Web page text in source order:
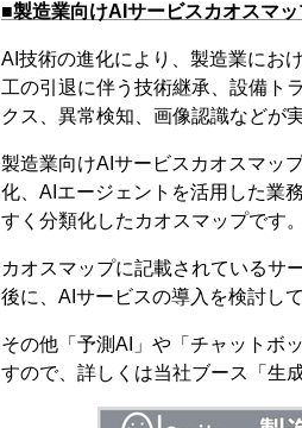
■製造業向けAIサービスカオスマ
AI技術の進化により、製造業にお
工の引退に伴う技術継承、設備ト
クス、異常検知、画像認識などが
製造業向けAIサービスカオスマッ
化、AIエージェントを活用した業
すく分類化したカオスマップです。
カオスマップに記載されているサ
後に、AIサービスの導入を検討し
その他「予測AI」や「チャットボ
すので、詳しくは当社ブース「生